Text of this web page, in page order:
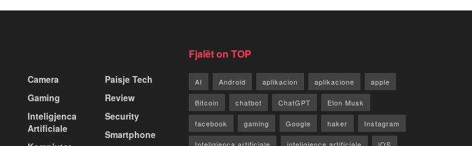
Camera
Gaming
Inteligjenca
Artificiale
Paisje Tech
Review
Security
Smartphone
Fjalët on TOP
AI Android aplikacion aplikacione apple
Bitcoin chatbot ChatGPT Elon Musk
facebook gaming Google haker Instagram